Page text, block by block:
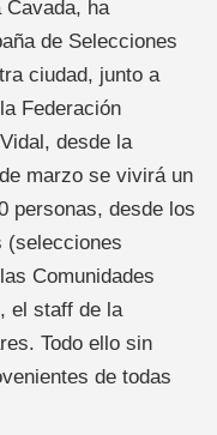
Cavada, ha
de Selecciones
ciudad, junto a
Federación
desde la
marzo se vivirá un
personas, desde los
(selecciones
Comunidades
el staff de la
Todo ello sin
de todas